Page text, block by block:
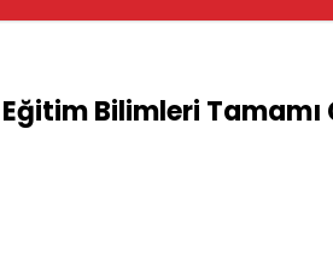
Eğitim Bilimleri